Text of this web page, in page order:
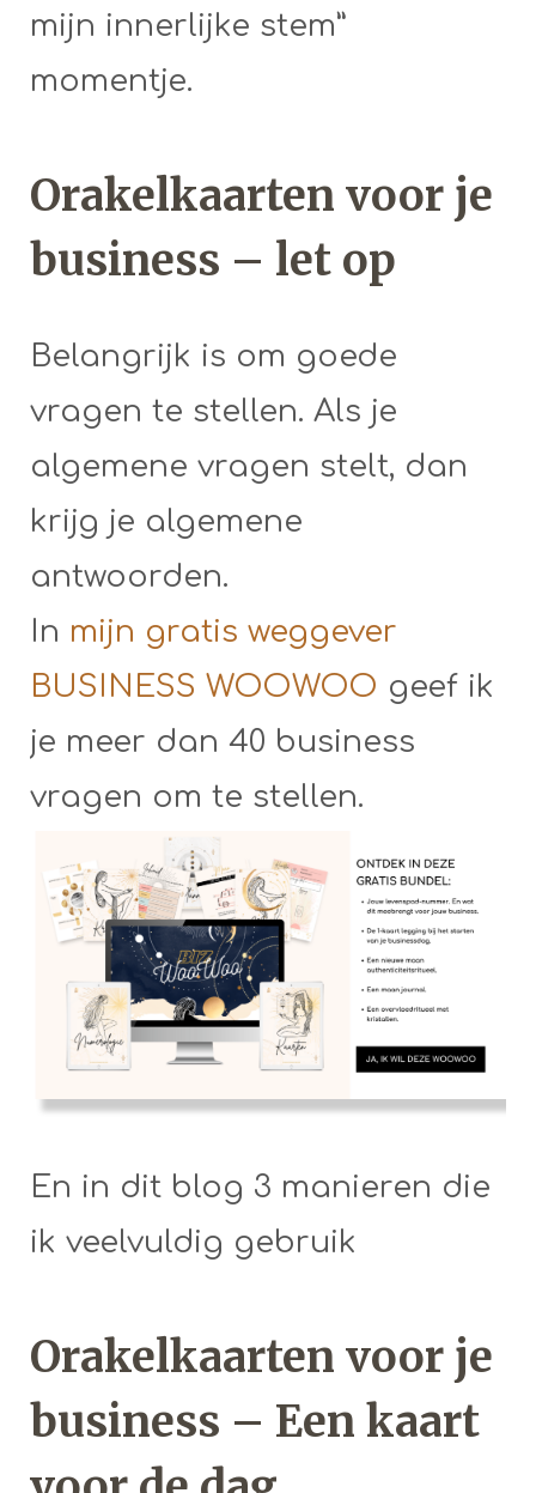
mijn innerlijke stem”
momentje.
Orakelkaarten voor je
business – let op
Belangrijk is om goede
vragen te stellen. Als je
algemene vragen stelt, dan
krijg je algemene
antwoorden.
In mijn gratis weggever
BUSINESS WOOWOO geef ik
je meer dan 40 business
vragen om te stellen.
En in dit blog 3 manieren die
ik veelvuldig gebruik
Orakelkaarten voor je
business – Een kaart